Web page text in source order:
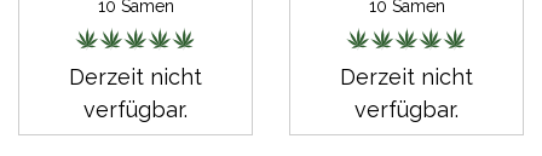
10 Samen
Derzeit nicht
verfügbar.
10 Samen
Derzeit nicht
verfügbar.